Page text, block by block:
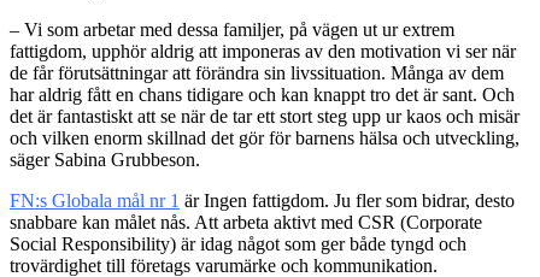
– Vi som arbetar med dessa familjer, på vägen ut ur extrem
fattigdom, upphör aldrig att imponeras av den motivation vi ser när
de får förutsättningar att förändra sin livssituation. Många av dem
har aldrig fått en chans tidigare och kan knappt tro det är sant. Och
det är fantastiskt att se när de tar ett stort steg upp ur kaos och misär
och vilken enorm skillnad det gör för barnens hälsa och utveckling,
säger Sabina Grubbeson.
FN:s Globala mål nr 1 är Ingen fattigdom. Ju fler som bidrar, desto
snabbare kan målet nås. Att arbeta aktivt med CSR (Corporate
Social Responsibility) är idag något som ger både tyngd och
trovärdighet till företags varumärke och kommunikation.